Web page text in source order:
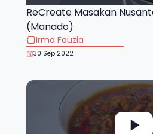
ReCreate Masakan
(Manado)
Irma Fauzia
30 Sep 2022